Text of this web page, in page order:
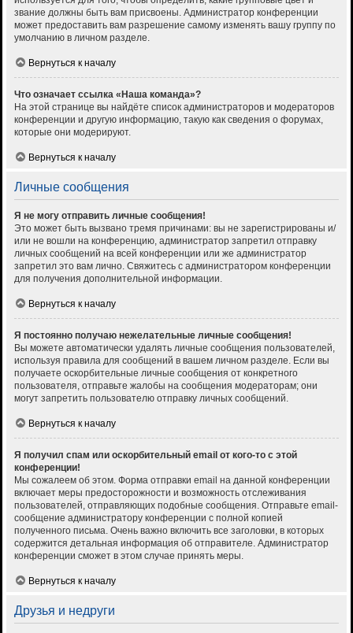
звание должны быть вам присвоены. Администратор конференции
может предоставить вам разрешение самому изменять вашу группу по
умолчанию в личном разделе.
Вернуться к началу
Что означает ссылка «Наша команда»?
На этой странице вы найдёте список администраторов и модераторов
конференции и другую информацию, такую как сведения о форумах,
которые они модерируют.
Вернуться к началу
Личные сообщения
Я не могу отправить личные сообщения!
Это может быть вызвано тремя причинами: вы не зарегистрированы и/
или не вошли на конференцию, администратор запретил отправку
личных сообщений на всей конференции или же администратор
запретил это вам лично. Свяжитесь с администратором конференции
для получения дополнительной информации.
Вернуться к началу
Я постоянно получаю нежелательные личные сообщения!
Вы можете автоматически удалять личные сообщения пользователей,
используя правила для сообщений в вашем личном разделе. Если вы
получаете оскорбительные личные сообщения от конкретного
пользователя, отправьте жалобы на сообщения модераторам; они
могут запретить пользователю отправку личных сообщений.
Вернуться к началу
Я получил спам или оскорбительный email от кого-то с этой
конференции!
Мы сожалеем об этом. Форма отправки email на данной конференции
включает меры предосторожности и возможность отслеживания
пользователей, отправляющих подобные сообщения. Отправьте email-
сообщение администратору конференции с полной копией
полученного письма. Очень важно включить все заголовки, в которых
содержится детальная информация об отправителе. Администратор
конференции сможет в этом случае принять меры.
Вернуться к началу
Друзья и недруги